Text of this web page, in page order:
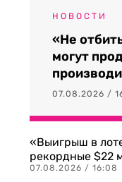
НОВОСТИ
«Не
могут
07.08.2026 /
«Выигрыш в
рекордные $22
07.08.2026 / 16:08